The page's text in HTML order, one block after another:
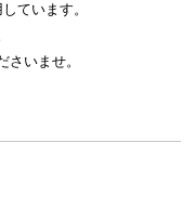
ています。
いませ。